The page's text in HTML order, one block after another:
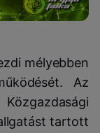
mélyebben
Az
tartott